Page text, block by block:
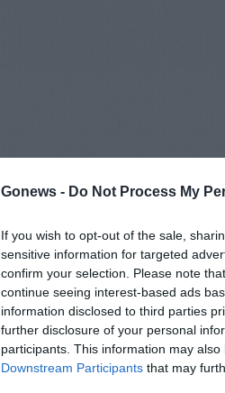
Gonews - Do Not Process My
If you wish to opt-out of the sale,
sensitive information for targeted
confirm your selection. Please note
continue seeing interest-based ads
information disclosed to third parties
further disclosure of your personal
participants. This information may
Downstream Participants that may